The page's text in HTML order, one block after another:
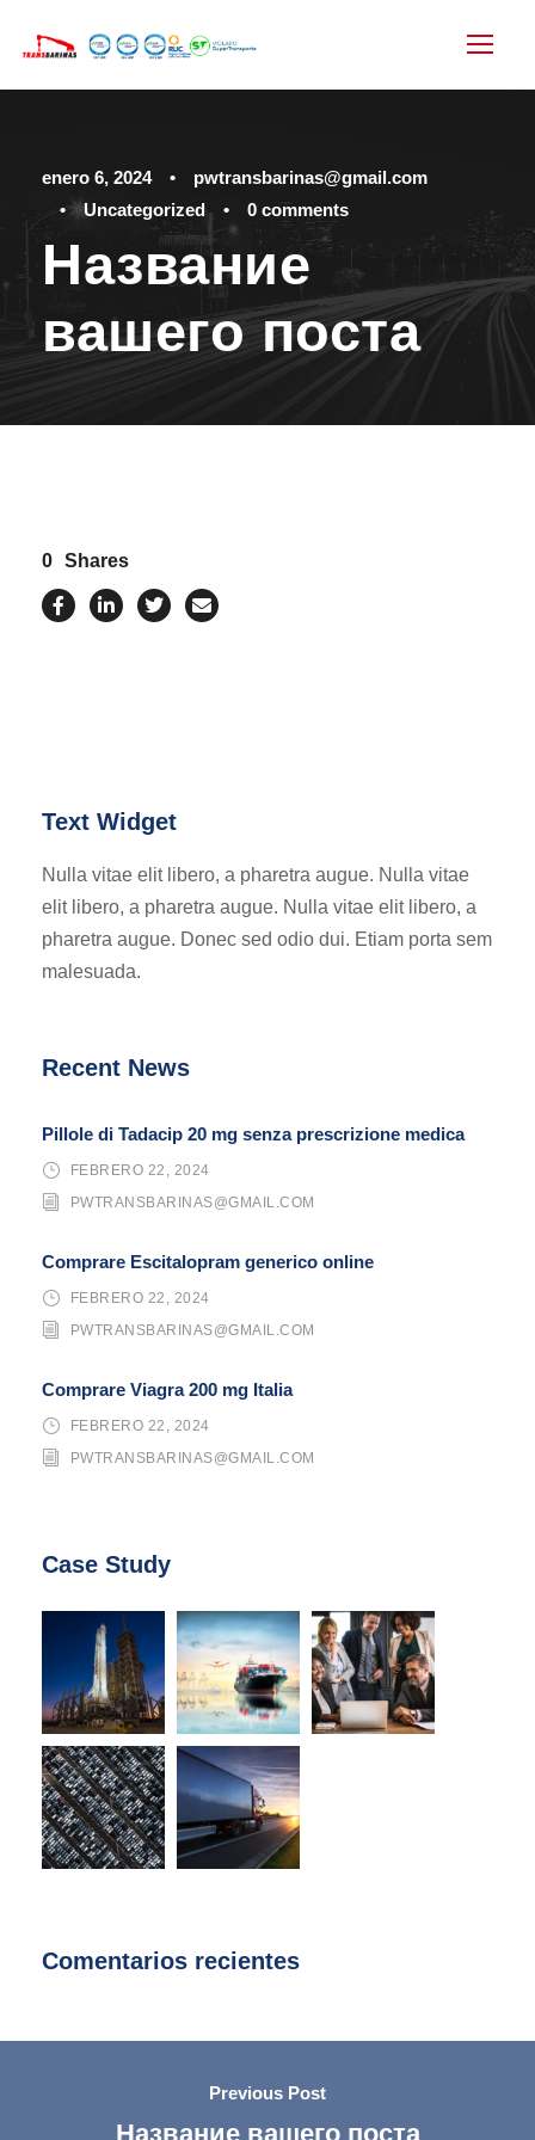
enero 6, 2024 •
pwtransbarinas@gmail.com
•
Uncategorized • 0 comments
Название
вашего поста
0 Shares
Text Widget
Nulla vitae elit libero, a pharetra augue. Nulla vitae
elit libero, a pharetra augue. Nulla vitae elit libero, a
pharetra augue. Donec sed odio dui. Etiam porta sem
malesuada.
Recent News
Pillole di Tadacip 20 mg senza prescrizione medica
FEBRERO 22, 2024
PWTRANSBARINAS@GMAIL.COM
Comprare Escitalopram generico online
FEBRERO 22, 2024
PWTRANSBARINAS@GMAIL.COM
Comprare Viagra 200 mg Italia
FEBRERO 22, 2024
PWTRANSBARINAS@GMAIL.COM
Case Study
Comentarios recientes
Previous Post
Название вашего поста